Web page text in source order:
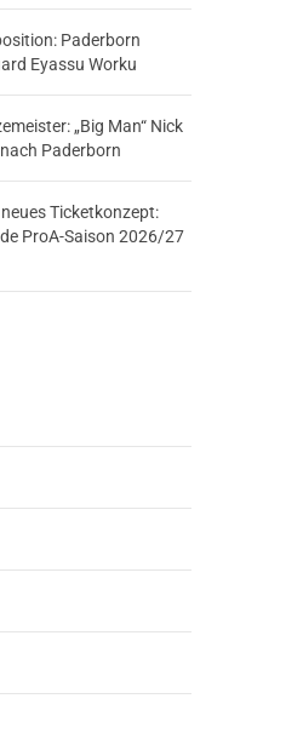
Paderborn
Eyassu Worku
„Big Man“ Nick
Paderborn
Ticketkonzept:
ProA-Saison 2026/27